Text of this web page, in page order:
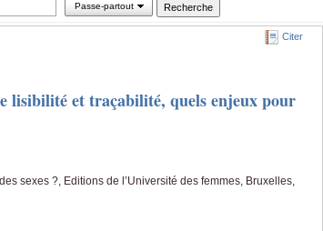
Passe-partout
Citer
lisibilité et traçabilité, quels enjeux pour
sexes ?, Editions de l’Université des femmes, Bruxelles,